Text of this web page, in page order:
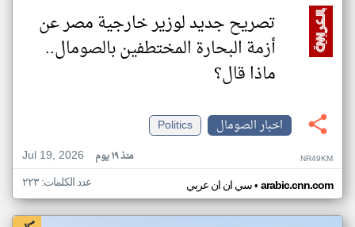
تصريح جديد لوزير خارجية مصر عن
أزمة البحارة المختطفين بالصومال..
ماذا قال؟
اخبار الصومال
Politics
Jul 19, 2026
منذ ١٩ يوم NR49KM
سي ان ان عربي• arabic.cnn.com عدد الكلمات: ٢٢٣